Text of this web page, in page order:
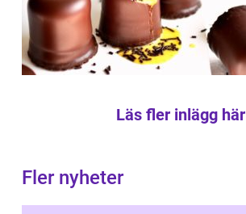
Läs fler inlägg här
Fler nyheter